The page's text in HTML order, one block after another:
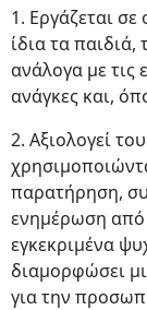
1. Εργάζεται
ίδια τα παιδιά,
ανάλογα με τις
ανάγκες και,
2. Αξιολογεί
παρατήρηση,
ενημέρωση από
εγκεκριμένα
διαμορφώσει
για την